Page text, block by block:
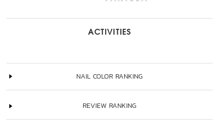
ACTIVITIES
NAIL COLOR RANKING
REVIEW RANKING